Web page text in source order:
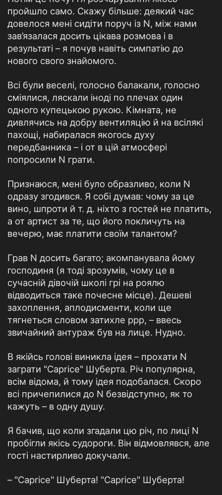
пройшло само. Скажу більше: деякий час
довелося мені сидіти поруч із N, між нами
зав’язалася досить цікава розмова і в
результаті – я почув навіть симпатію до
нового свого знайомого.
Всі були веселі, голосно балакали, голосно
сміялися, ляскали іноді по плечах один
одного купецькою рукою. Кімната, не
дивлячись на добру вентиляцію й на всілякі
пахощі, набиралася якогось духу
передбанника – і от в цій атмосфері
попросили N грати.
Признаюся, мені було образливо, коли N
одразу згодився. Я собі думав: чому за це
вино, шпроти й т. д. ніхто з гостей не платить,
а от артист за те, що його покличуть на
вечерю, має платити своїм талантом?
Грав N досить багато; акомпанувала йому
господиня (я тоді зрозумів, чому це в
сучасній дівочій школі грі на роялю
відводиться таке почесне місце). Дешеві
захоплення, аплодисменти, коли ще
тягнеться словом затихле ррр, – ввесь
звичайний антураж був на лице. Нудно.
В якійсь голові виникла ідея – прохати N
заграти "Caprice" Шуберта. Річ популярна,
всім відома, й тому ідея подобалася. Скоро
всі причепилися до N безвідступно, як то
кажуть – в одну душу.
Я бачив, що коли згадали цю річ, по лиці N
пробігли якісь судороги. Він відмовлявся, але
гості настирливо докучали.
– "Caprice" Шуберта! "Caprice" Шуберта!